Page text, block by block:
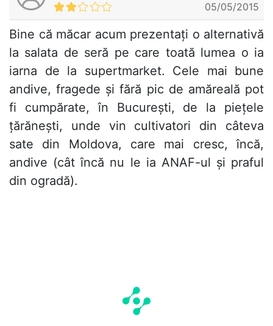
05/05/2015
Bine că măcar acum prezentați o alternativă
la salata de seră pe care toată lumea o ia
iarna de la supertmarket. Cele mai bune
andive, fragede și fără pic de amăreală pot
fi cumpărate, în București, de la piețele
țărănești, unde vin cultivatori din câteva
sate din Moldova, care mai cresc, încă,
andive (cât încă nu le ia ANAF-ul și praful
din ogradă).